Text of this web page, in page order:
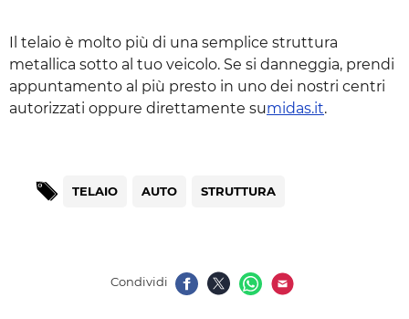
Il telaio è molto più di una semplice struttura
metallica sotto al tuo veicolo. Se si danneggia, prendi
appuntamento al più presto in uno dei nostri centri
autorizzati oppure direttamente sumidas.it.
TELAIO AUTO STRUTTURA
Condividi